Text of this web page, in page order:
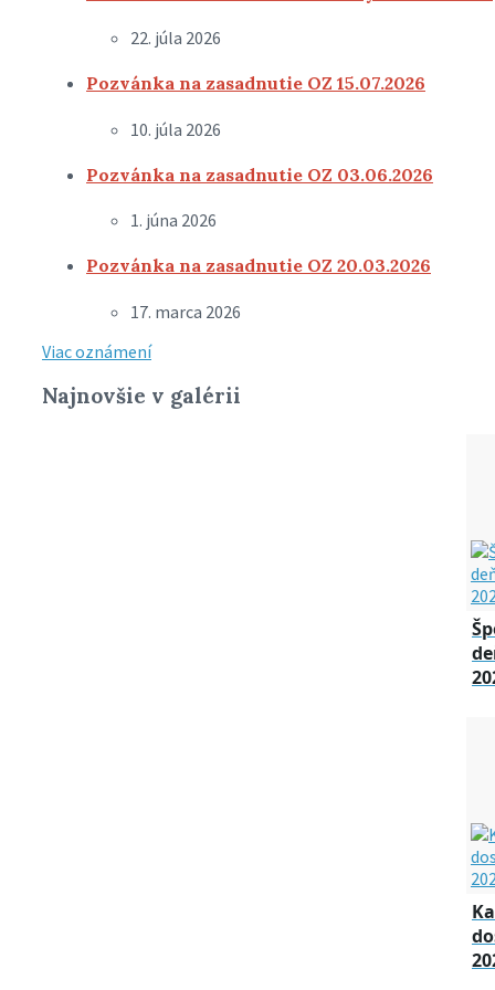
22. júla 2026
Pozvánka na zasadnutie OZ 15.07.2026
10. júla 2026
Pozvánka na zasadnutie OZ 03.06.2026
1. júna 2026
Pozvánka na zasadnutie OZ 20.03.2026
17. marca 2026
Viac oznámení
Najnovšie v galérii